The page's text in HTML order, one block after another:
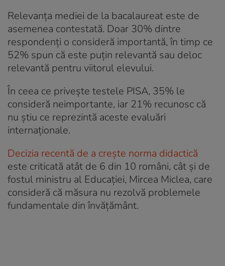
Relevanța mediei de la bacalaureat este de
asemenea contestată. Doar 30% dintre
respondenți o consideră importantă, în timp ce
52% spun că este puțin relevantă sau deloc
relevantă pentru viitorul elevului.
În ceea ce privește testele PISA, 35% le
consideră neimportante, iar 21% recunosc că
nu știu ce reprezintă aceste evaluări
internaționale.
Decizia recentă de a crește norma didactică
este criticată atât de 6 din 10 români, cât și de
fostul ministru al Educației, Mircea Miclea, care
consideră că măsura nu rezolvă problemele
fundamentale din învățământ.